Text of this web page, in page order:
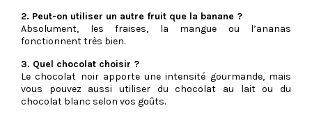
2. Peut-on utiliser un autre fruit que la banane ?
Absolument, les fraises, la mangue ou l’ananas
fonctionnent très bien.
3. Quel chocolat choisir ?
Le chocolat noir apporte une intensité gourmande, mais
vous pouvez aussi utiliser du chocolat au lait ou du
chocolat blanc selon vos goûts.